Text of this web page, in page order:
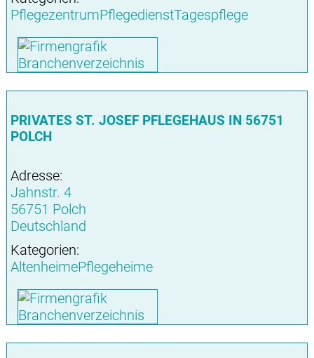
PflegezentrumPflegedienstTagespflege
PRIVATES ST. JOSEF PFLEGEHAUS IN 56751
POLCH
Adresse:
Jahnstr. 4
56751 Polch
Deutschland
Kategorien:
AltenheimePflegeheime